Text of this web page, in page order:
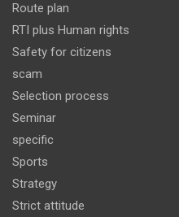
Route plan
RTI plus Human rights
Safety for citizens
scam
Selection process
Seminar
specific
Sports
Strategy
Strict attitude